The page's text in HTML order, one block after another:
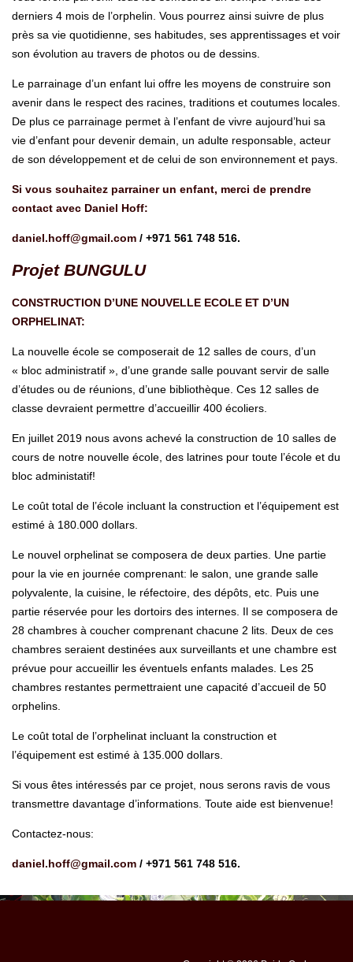
derniers 4 mois de l’orphelin. Vous pourrez ainsi suivre de plus
près sa vie quotidienne, ses habitudes, ses apprentissages et voir
son évolution au travers de photos ou de dessins.
Le parrainage d’un enfant lui offre les moyens de construire son
avenir dans le respect des racines, traditions et coutumes locales.
De plus ce parrainage permet à l’enfant de vivre aujourd’hui sa
vie d’enfant pour devenir demain, un adulte responsable, acteur
de son développement et de celui de son environnement et pays.
Si vous souhaitez parrainer un enfant, merci de prendre
contact avec Daniel Hoff:
daniel.hoff@gmail.com / +971 561 748 516.
Projet BUNGULU
CONSTRUCTION D’UNE NOUVELLE ECOLE ET D’UN
ORPHELINAT:
La nouvelle école se composerait de 12 salles de cours, d’un
« bloc administratif », d’une grande salle pouvant servir de salle
d’études ou de réunions, d’une bibliothèque. Ces 12 salles de
classe devraient permettre d’accueillir 400 écoliers.
En juillet 2019 nous avons achevé la construction de 10 salles de
cours de notre nouvelle école, des latrines pour toute l’école et du
bloc administatif!
Le coût total de l’école incluant la construction et l’équipement est
estimé à 180.000 dollars.
Le nouvel orphelinat se composera de deux parties. Une partie
pour la vie en journée comprenant: le salon, une grande salle
polyvalente, la cuisine, le réfectoire, des dépôts, etc. Puis une
partie réservée pour les dortoirs des internes. Il se composera de
28 chambres à coucher comprenant chacune 2 lits. Deux de ces
chambres seraient destinées aux surveillants et une chambre est
prévue pour accueillir les éventuels enfants malades. Les 25
chambres restantes permettraient une capacité d’accueil de 50
orphelins.
Le coût total de l’orphelinat incluant la construction et
l’équipement est estimé à 135.000 dollars.
Si vous êtes intéressés par ce projet, nous serons ravis de vous
transmettre davantage d’informations. Toute aide est bienvenue!
Contactez-nous:
daniel.hoff@gmail.com / +971 561 748 516.